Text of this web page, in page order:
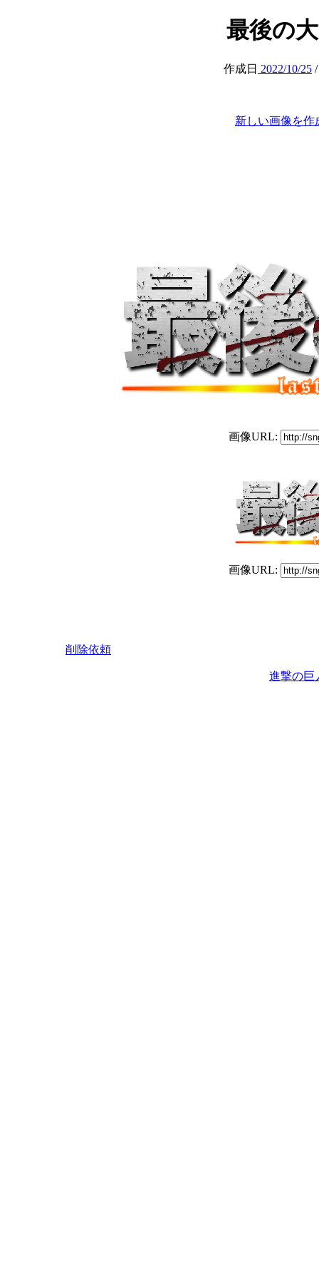
最後の
作成日 2022/10/25
新しい画像を作
画像URL:
画像URL:
削除依頼
進撃の巨